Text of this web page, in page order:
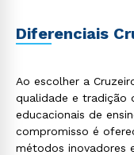
Diferenciais
Ao escolher a
qualidade e tradição
educacionais de
compromisso é
métodos inovadores
Rápido e